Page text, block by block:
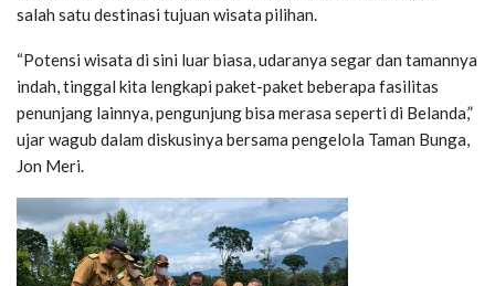
salah satu destinasi tujuan wisata pilihan.
“Potensi wisata di sini luar biasa, udaranya segar dan tamannya
indah, tinggal kita lengkapi paket-paket beberapa fasilitas
penunjang lainnya, pengunjung bisa merasa seperti di Belanda,”
ujar wagub dalam diskusinya bersama pengelola Taman Bunga,
Jon Meri.